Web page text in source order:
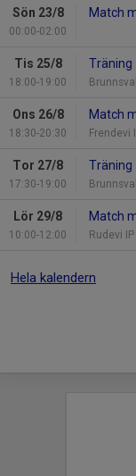
Sön 23/8
00:00-02:00
Match
Tis 25/8
18:00-19:00
Träning
Ons 26/8
18:30-20:30
Match
Frendevi
Tor 27/8
17:30-19:00
Träning
Lör 29/8
10:00-12:00
Match
Rudevi IP
Hela kalendern